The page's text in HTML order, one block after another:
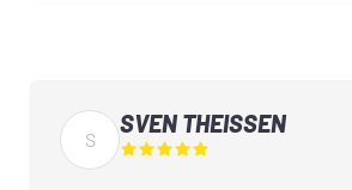
S
SVEN THEISSEN